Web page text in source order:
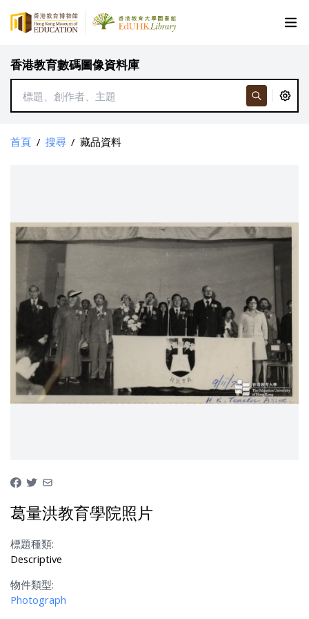
香港教育數碼圖像資料庫
首頁 / 搜尋 / 藏品資料
葛量洪教育學院照片
標題種類:
Descriptive
物件類型:
Photograph